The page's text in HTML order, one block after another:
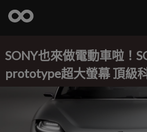
SONY也來做電動車啦！
prototype超大螢幕 頂級